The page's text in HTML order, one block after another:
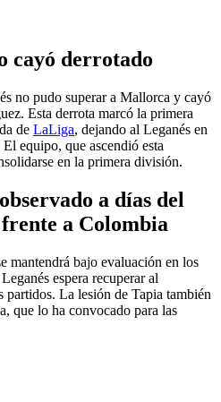
cayó derrotado
no pudo superar a Mallorca y cayó
Esta derrota marcó la primera
de LaLiga, dejando al Leganés en
equipo, que ascendió esta
en la primera división.
a días del
a Colombia
mantendrá bajo evaluación en los
espera recuperar al
partidos. La lesión de Tapia también
que lo ha convocado para las